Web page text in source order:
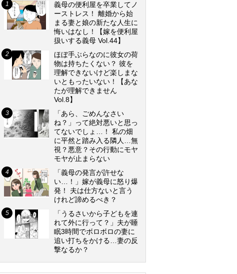
義母の便利屋を卒業してノ
ーストレス！ 離婚から始
まる妻と娘の新たな人生に
悔いはなし！【嫁を便利屋
扱いする義母 Vol.44】
ほぼ手ぶらなのに彼女の荷
物は持ちたくない？ 彼を
理解できないけど楽しまな
いともったいない！【あな
たが理解できません
Vol.8】
「あら、ごめんなさい
ね？」って絶対悪いと思っ
てないでしょ…！ 私の畑
に平然と踏み入る隣人…無
視？悪意？その行動にモヤ
モヤが止まらない
「義母の発言が許せな
い…！」嫁が義母に怒り爆
発！ 夫は仕方ないと言う
けれど諦めるべき？
「うるさいから子どもを連
れて外に行って？」夫が睡
眠3時間でボロボロの妻に
追い打ちをかける…妻の反
撃なるか？